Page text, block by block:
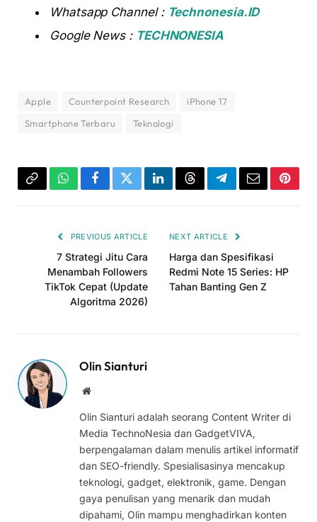
Whatsapp Channel : Technonesia.ID
Google News : TECHNONESIA
Apple Counterpoint Research
iPhone 17
Smartphone Terbaru
Teknologi
Copy WhatsAppFacebookTwitterLinkedInThreadsTelegramEmail
PREVIOUS ARTICLE
7 Strategi Jitu Cara
Menambah Followers
TikTok Cepat (Update
Algoritma 2026)
NEXT ARTICLE
Harga dan Spesifikasi
Redmi Note 15 Series: HP
Tahan Banting Gen Z
Olin Sianturi
Website
Olin Sianturi adalah seorang Content Writer di
Media TechnoNesia dan GadgetVIVA,
berpengalaman dalam menulis artikel informatif
dan SEO-friendly. Spesialisasinya mencakup
teknologi, gadget, elektronik, game. Dengan
gaya penulisan yang menarik dan mudah
dipahami, Olin mampu menghadirkan konten